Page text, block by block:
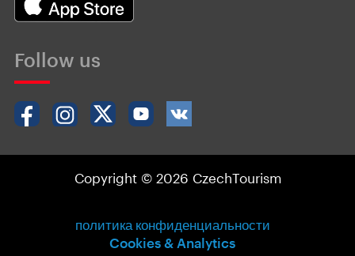
Follow us
Copyright © 2026 CzechTourism
политика конфиденциальности
Cookies & Analytics